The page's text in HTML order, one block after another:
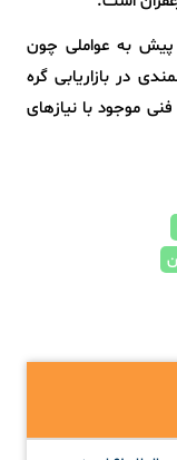
پیش به عواملی چون
در بازاریابی گره
موجود با نیازهای